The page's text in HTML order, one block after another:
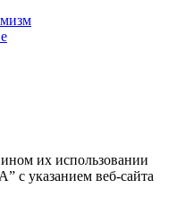
их использовании
с указанием веб-сайта